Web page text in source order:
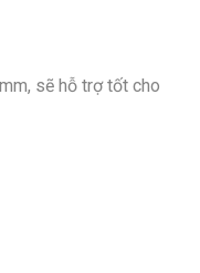
sẽ hỗ trợ tốt cho